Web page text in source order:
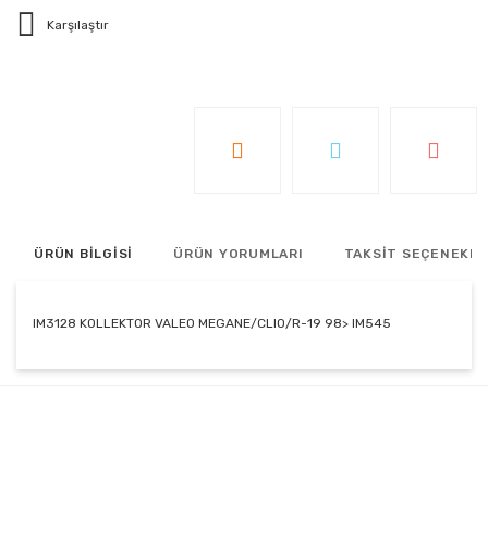
Karşılaştır
ÜRÜN BİLGİSİ ÜRÜN YORUMLARI TAKSİT
IM3128 KOLLEKTOR VALEO MEGANE/CLIO/R-19 98> IM545